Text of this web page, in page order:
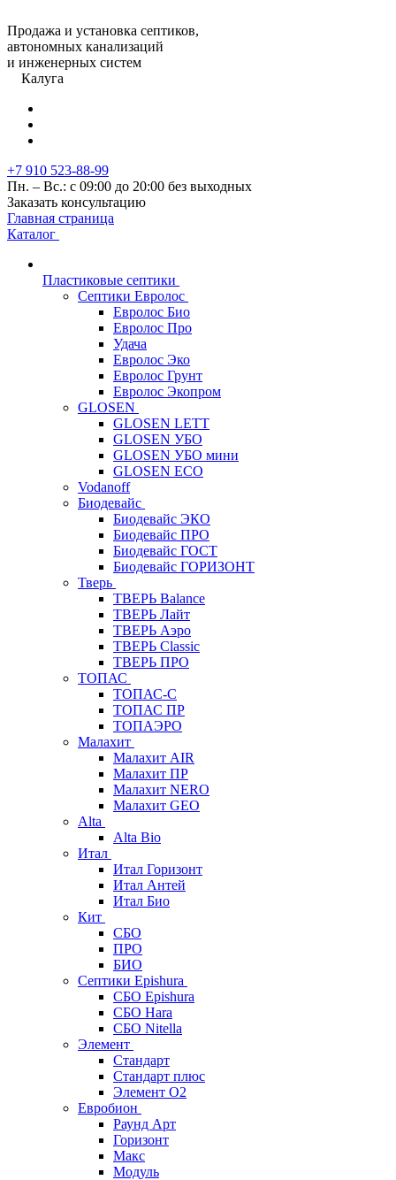
Продажа и установка септиков,
автономных канализаций
и инженерных систем
Калуга
+7 910 523-88-99
Пн. – Вс.: с 09:00 до 20:00 без выходных
Заказать консультацию
Главная страница
Каталог
Пластиковые септики
Септики Евролос
Евролос Био
Евролос Про
Удача
Евролос Эко
Евролос Грунт
Евролос Экопром
GLOSEN
GLOSEN LETT
GLOSEN УБО
GLOSEN УБО мини
GLOSEN ECO
Vodanoff
Биодевайс
Биодевайс ЭКО
Биодевайс ПРО
Биодевайс ГОСТ
Биодевайс ГОРИЗОНТ
Тверь
ТВЕРЬ Balance
ТВЕРЬ Лайт
ТВЕРЬ Аэро
ТВЕРЬ Classic
ТВЕРЬ ПРО
ТОПАС
ТОПАС-С
ТОПАС ПР
ТОПАЭРО
Малахит
Малахит AIR
Малахит ПР
Малахит NERO
Малахит GEO
Alta
Alta Bio
Итал
Итал Горизонт
Итал Антей
Итал Био
Кит
СБО
ПРО
БИО
Септики Epishura
СБО Epishura
СБО Hara
СБО Nitella
Элемент
Стандарт
Стандарт плюс
Элемент О2
Евробион
Раунд Арт
Горизонт
Макс
Модуль